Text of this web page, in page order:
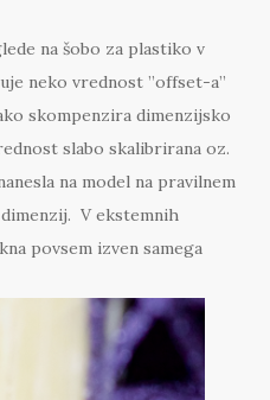
na šobo za plastiko v
neko vrednost ”offset-a”
skompenzira dimenzijsko
slabo skalibrirana oz.
na model na pravilnem
V ekstemnih
povsem izven samega